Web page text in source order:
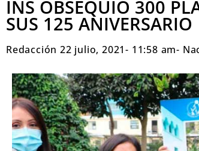
INS OBSEQUIÓ 300
SUS 125 ANIVERSARIO
Redacción 22 julio, 2021- 11:58 am-